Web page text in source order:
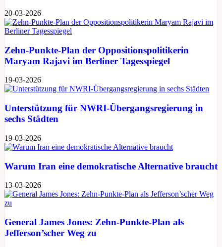
20-03-2026
Zehn-Punkte-Plan der Oppositionspolitikerin
Maryam Rajavi im Berliner Tagesspiegel
19-03-2026
Unterstützung für NWRI-Übergangsregierung in
sechs Städten
19-03-2026
Warum Iran eine demokratische Alternative braucht
13-03-2026
General James Jones: Zehn-Punkte-Plan als
Jefferson’scher Weg zu